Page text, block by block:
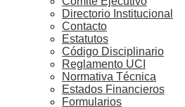
Directorio Institucional
Contacto
Estatutos
Código Disciplinario
Reglamento UCI
Normativa Técnica
Estados Financieros
Formularios